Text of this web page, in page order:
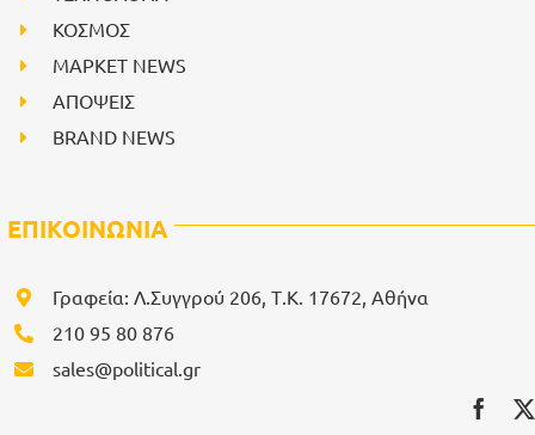
ΚΟΣΜΟΣ
ΜΑΡΚΕΤ NEWS
ΑΠΟΨΕΙΣ
BRAND NEWS
ΕΠΙΚΟΙΝΩΝΙΑ
Γραφεία: Λ.Συγγρού 206, Τ.Κ. 17672, Αθήνα
210 95 80 876
sales@political.gr